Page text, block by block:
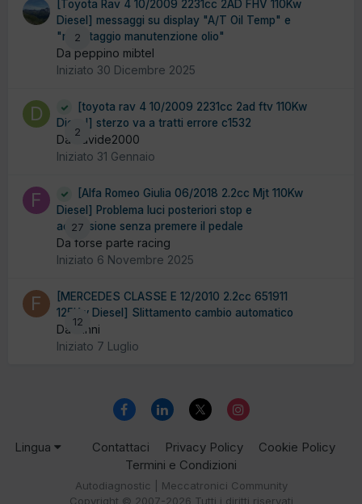
2
[Toyota Rav 4 10/2009 2231cc 2AD FHV 110Kw
Diesel] messaggi su display "A/T Oil Temp" e
"resettaggio manutenzione olio"
Da peppino mibtel
Iniziato 30 Dicembre 2025
2
[toyota rav 4 10/2009 2231cc 2ad ftv 110Kw
Diesel] sterzo va a tratti errore c1532
Da davide2000
Iniziato 31 Gennaio
27
[Alfa Romeo Giulia 06/2018 2.2cc Mjt 110Kw
Diesel] Problema luci posteriori stop e
accensione senza premere il pedale
Da forse parte racing
Iniziato 6 Novembre 2025
12
[MERCEDES CLASSE E 12/2010 2.2cc 651911
125Kw Diesel] Slittamento cambio automatico
Da fanni
Iniziato 7 Luglio
Lingua Contattaci Privacy Policy
Cookie Policy
Termini e Condizioni
Autodiagnostic | Meccatronici Community
Copyright © 2007-2026 Tutti i diritti riservati